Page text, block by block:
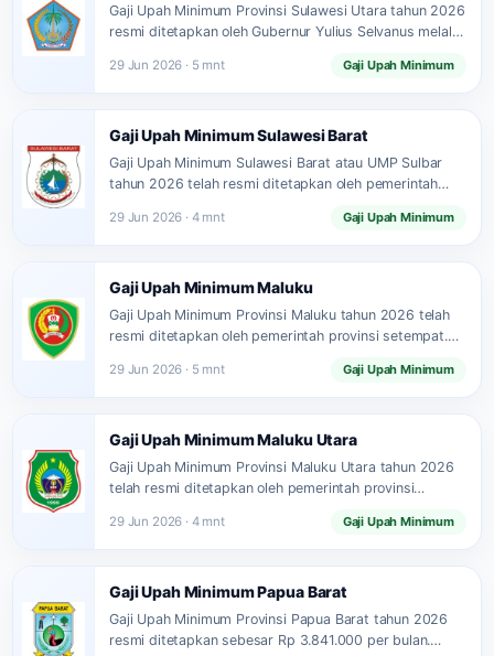
Gaji Upah Minimum Provinsi Sulawesi Utara tahun 2026
resmi ditetapkan oleh Gubernur Yulius Selvanus melalui
29 Jun 2026 · 5 mnt Gaji Upah Minimum
Gaji Upah Minimum Sulawesi Barat
Gaji Upah Minimum Sulawesi Barat atau UMP Sulbar
tahun 2026 telah resmi ditetapkan oleh pemerintah
29 Jun 2026 · 4 mnt Gaji Upah Minimum
Gaji Upah Minimum Maluku
Gaji Upah Minimum Provinsi Maluku tahun 2026 telah
resmi ditetapkan oleh pemerintah provinsi setempat.
29 Jun 2026 · 5 mnt Gaji Upah Minimum
Gaji Upah Minimum Maluku Utara
Gaji Upah Minimum Provinsi Maluku Utara tahun 2026
telah resmi ditetapkan oleh pemerintah provinsi
29 Jun 2026 · 4 mnt Gaji Upah Minimum
Gaji Upah Minimum Papua Barat
Gaji Upah Minimum Provinsi Papua Barat tahun 2026
resmi ditetapkan sebesar Rp 3.841.000 per bulan.